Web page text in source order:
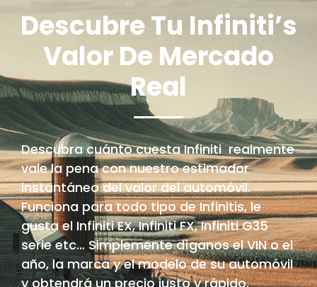
Descubre Tu Infiniti’s
Valor De Mercado
Real
Descubra cuánto cuesta Infiniti realmente
vale la pena con nuestro estimador
instantáneo del valor del automóvil.
Funciona para todo tipo de Infinitis, le
gusta el Infiniti EX, Infiniti FX, Infiniti G35
serie etc… Simplemente díganos el VIN o el
año, la marca y el modelo de su automóvil
y obtendrá un precio justo y rápido.